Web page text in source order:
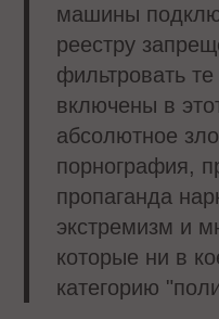
машины
реестру
фильтровать
включены в
абсолютное
порнография,
пропаганда
экстремизм и
которые ни в
категорию